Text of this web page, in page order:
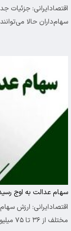
اقتصادایرانی: جزئیات
سهام‌داران حالا
سهام عدالت به اوج رسید! سهامداران
اقتصادایرانی: ارزش
مختلف از ۳۶ تا ۷۵ میلیون تومان سود برخوردار…